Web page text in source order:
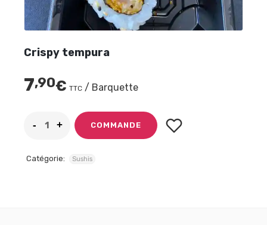
Crispy tempura
7,90€ TTC / Barquette
COMMANDE
Catégorie: Sushis